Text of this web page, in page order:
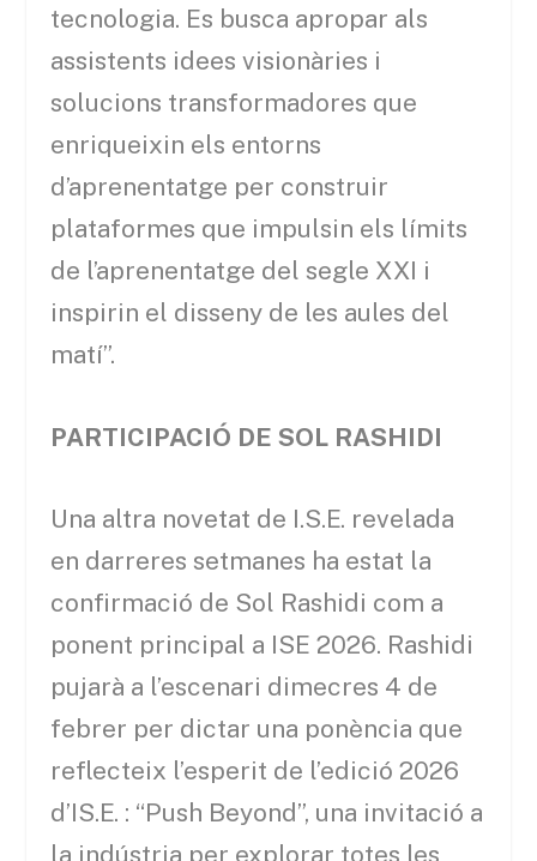
tecnologia. Es busca apropar als
assistents idees visionàries i
solucions transformadores que
enriqueixin els entorns
d’aprenentatge per construir
plataformes que impulsin els límits
de l’aprenentatge del segle XXI i
inspirin el disseny de les aules del
matí”.
PARTICIPACIÓ DE SOL RASHIDI
Una altra novetat de I.S.E. revelada
en darreres setmanes ha estat la
confirmació de Sol Rashidi com a
ponent principal a ISE 2026. Rashidi
pujarà a l’escenari dimecres 4 de
febrer per dictar una ponència que
reflecteix l’esperit de l’edició 2026
d’IS.E. : “Push Beyond”, una invitació a
la indústria per explorar totes les